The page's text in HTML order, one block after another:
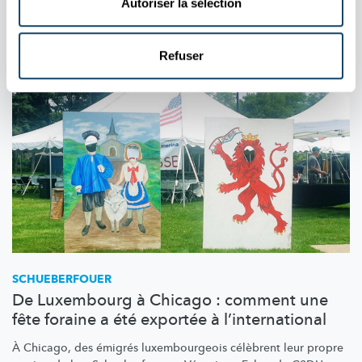
Refuser
University of Luxembourg
SCHUEBERFOUER
De Luxembourg à Chicago : comment une
fête foraine a été exportée à l’international
À Chicago, des émigrés luxembourgeois célèbrent leur propre